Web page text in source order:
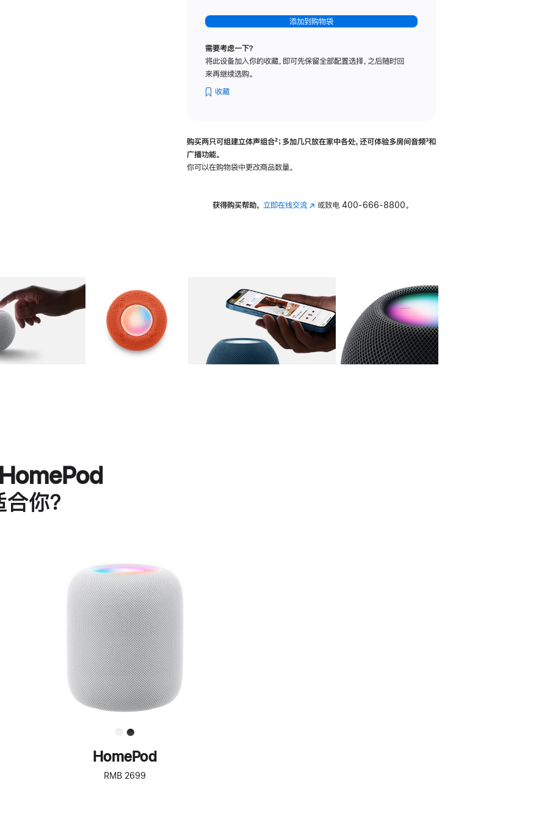
添加到购物袋
需要考虑一下？
将此设备加入你的收藏，即可先保留全部配置选择，之后随时回
来再继续选购。
收藏
购买两只可组建立体声组合脚
²；多加几只放在家中各处，还可体验多‍房‍间音频脚
³和
广播功能。
你可以在购物袋中更改商品数量。
获得购买帮助， 立即在线交流(在 或致电 400-666-8800。
图库 图像 图库 图像 图库 图像 4 图库 图像 5
你？
进
一
步
了
解
HomePod<
HomePod
RMB 2699